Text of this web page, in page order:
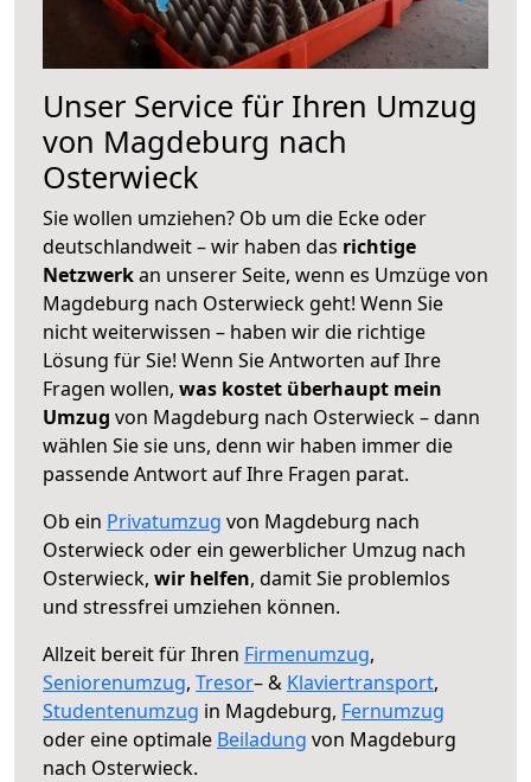
Unser Service für Ihren Umzug
von Magdeburg nach
Osterwieck
Sie wollen umziehen? Ob um die Ecke oder
deutschlandweit – wir haben das richtige
Netzwerkan unserer Seite, wenn es Umzüge von
Magdeburg nach Osterwieck geht! Wenn Sie
nicht weiterwissen – haben wir die richtige
Lösung für Sie! Wenn Sie Antworten auf Ihre
Fragen wollen, was kostet überhaupt mein
Umzug von Magdeburg nach Osterwieck – dann
wählen Sie sie uns, denn wir haben immer die
passende Antwort auf Ihre Fragen parat.
Ob ein Privatumzug von Magdeburg nach
Osterwieck oder ein gewerblicher Umzug nach
Osterwieck, wir helfen, damit Sie problemlos
und stressfrei umziehen können.
Allzeit bereit für Ihren Firmenumzug,
Seniorenumzug, Tresor– & Klaviertransport,
Studentenumzug in Magdeburg, Fernumzug
oder eine optimale Beiladung von Magdeburg
nach Osterwieck.